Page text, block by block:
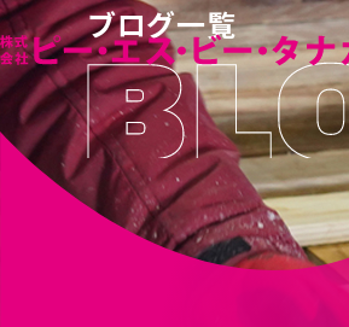
ブログ一覧